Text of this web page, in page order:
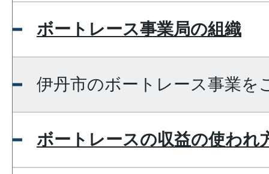
ボートレース事業局の組織
伊丹市のボートレース事業を
ボートレースの収益の使われ